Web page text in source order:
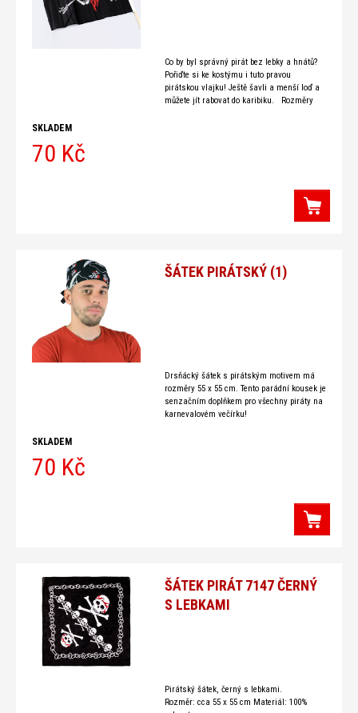
Co by byl správný pirát bez lebky a hnátů?
Pořiďte si ke kostýmu i tuto pravou
pirátskou vlajku! Ještě šavli a menší loď a
můžete jít rabovat do karibiku. Rozměry
SKLADEM
70 Kč
ŠÁTEK PIRÁTSKÝ (1)
Drsňácký šátek s pirátským motivem má
rozměry 55 x 55 cm. Tento parádní kousek je
senzačním doplňkem pro všechny piráty na
karnevalovém večírku!
SKLADEM
70 Kč
ŠÁTEK PIRÁT 7147 ČERNÝ
S LEBKAMI
Pirátský šátek, černý s lebkami.
Rozměr: cca 55 x 55 cm Materiál: 100%